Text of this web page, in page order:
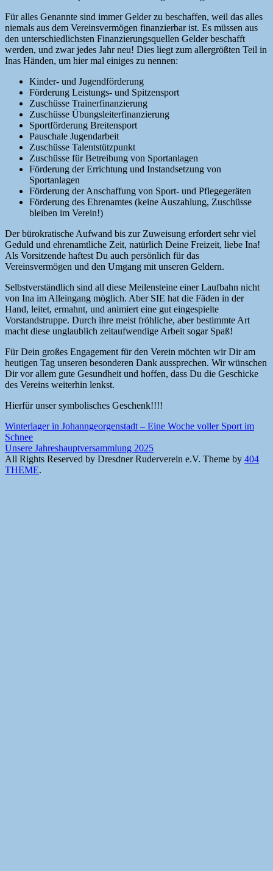
Für alles Genannte sind immer Gelder zu beschaffen, weil das alles
niemals aus dem Vereinsvermögen finanzierbar ist. Es müssen aus
den unterschiedlichsten Finanzierungsquellen Gelder beschafft
werden, und zwar jedes Jahr neu! Dies liegt zum allergrößten Teil in
Inas Händen, um hier mal einiges zu nennen:
Kinder- und Jugendförderung
Förderung Leistungs- und Spitzensport
Zuschüsse Trainerfinanzierung
Zuschüsse Übungsleiterfinanzierung
Sportförderung Breitensport
Pauschale Jugendarbeit
Zuschüsse Talentstützpunkt
Zuschüsse für Betreibung von Sportanlagen
Förderung der Errichtung und Instandsetzung von
Sportanlagen
Förderung der Anschaffung von Sport- und Pflegegeräten
Förderung des Ehrenamtes (keine Auszahlung, Zuschüsse
bleiben im Verein!)
Der bürokratische Aufwand bis zur Zuweisung erfordert sehr viel
Geduld und ehrenamtliche Zeit, natürlich Deine Freizeit, liebe Ina!
Als Vorsitzende haftest Du auch persönlich für das
Vereinsvermögen und den Umgang mit unseren Geldern.
Selbstverständlich sind all diese Meilensteine einer Laufbahn nicht
von Ina im Alleingang möglich. Aber SIE hat die Fäden in der
Hand, leitet, ermahnt, und animiert eine gut eingespielte
Vorstandstruppe. Durch ihre meist fröhliche, aber bestimmte Art
macht diese unglaublich zeitaufwendige Arbeit sogar Spaß!
Für Dein großes Engagement für den Verein möchten wir Dir am
heutigen Tag unseren besonderen Dank aussprechen. Wir wünschen
Dir vor allem gute Gesundheit und hoffen, dass Du die Geschicke
des Vereins weiterhin lenkst.
Hierfür unser symbolisches Geschenk!!!!
Beitragsnavigation
Winterlager in Johanngeorgenstadt – Eine Woche voller Sport im
Schnee
Unsere Jahreshauptversammlung 2025
All Rights Reserved by Dresdner Ruderverein e.V. Theme by 404
THEME.